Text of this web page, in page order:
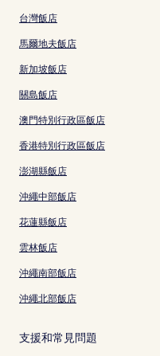
台灣飯店
馬爾地夫飯店
新加坡飯店
關島飯店
澳門特別行政區飯店
香港特別行政區飯店
澎湖縣飯店
沖繩中部飯店
花蓮縣飯店
雲林飯店
沖繩南部飯店
沖繩北部飯店
支援和常見問題